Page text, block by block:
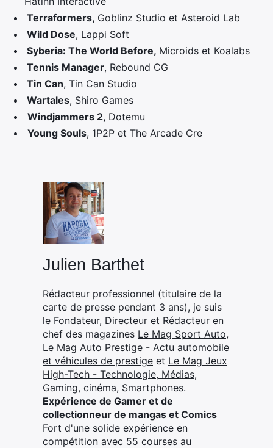
Terraformers, Goblinz Studio et Asteroid Lab
Wild Dose, Lappi Soft
Syberia: The World Before, Microids et Koalabs
Tennis Manager, Rebound CG
Tin Can, Tin Can Studio
Wartales, Shiro Games
Windjammers 2, Dotemu
Young Souls, 1P2P et The Arcade Cre
Julien Barthet
Rédacteur professionnel (titulaire de la
carte de presse pendant 3 ans), je suis
le Fondateur, Directeur et Rédacteur en
chef des magazines Le Mag Sport Auto,
Le Mag Auto Prestige - Actu automobile
et véhicules de prestige et Le Mag Jeux
High-Tech - Technologie, Médias,
Gaming, cinéma, Smartphones.
Expérience de Gamer et de
collectionneur de mangas et Comics
Fort d'une solide expérience en
compétition avec 55 courses au